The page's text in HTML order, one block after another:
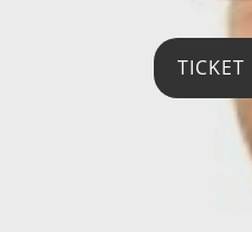
TICKET